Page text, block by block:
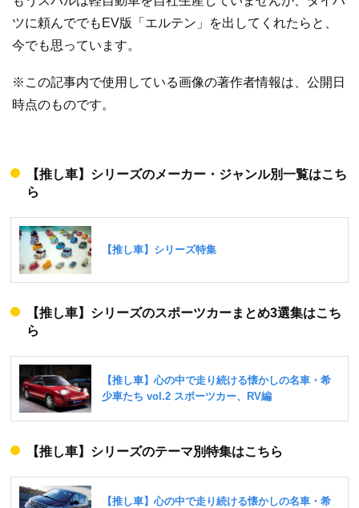
ツに頼んででもEV版「エルテン」を出してくれたらと、
今でも思っています。
※この記事内で使用している画像の著作者情報は、公開日
時点のものです。
【推し車】シリーズのメーカー・ジャンル別一覧はこち
ら
【推し車】シリーズのスポーツカーまとめ3選集はこち
ら
【推し車】シリーズのテーマ別特集はこちら